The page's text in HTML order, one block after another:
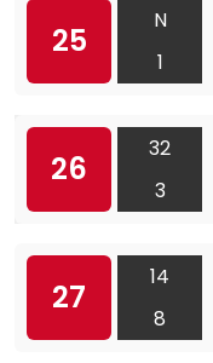
25
N
1
26
32
3
27
14
8